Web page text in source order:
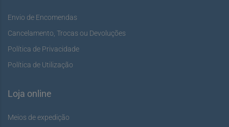
Envio de Encomendas
Cancelamento, Trocas ou Devoluções
Política de Privacidade
Política de Utilização
Loja online
Meios de expedição